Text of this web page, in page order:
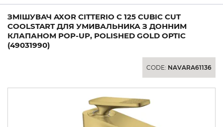
ЗМІШУВАЧ AXOR CITTERIO C 125 CUBIC CUT
COOLSTART ДЛЯ УМИВАЛЬНИКА З ДОННИМ
КЛАПАНОМ POP-UP, POLISHED GOLD OPTIC
(49031990)
CODE: NAVARA61136